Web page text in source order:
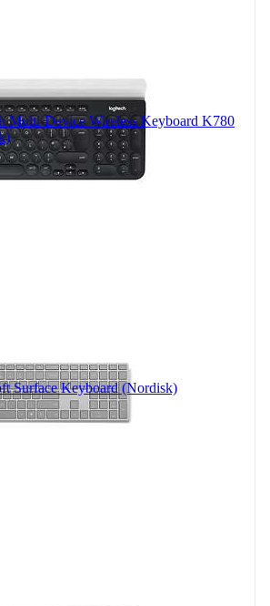
Multi-Device Wireless Keyboard K780
Surface Keyboard (Nordisk)